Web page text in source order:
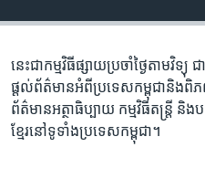
ស្វែង​
ភាសា
នេះ​ជា​កម្ម​វិធី​ផ្សាយ​ប្រចាំ​ថ្ងៃ​តាម​វិទ្
ផ្តល់​ព័ត៌មាន​អំពី​ប្រទេស​កម្ពុជា​និង​
ព័ត៌មាន​អត្ថាធិប្បាយ​ កម្ម​វិធី​តន្ត្រី
ខ្មែរ​នៅ​ទូទាំង​ប្រទេស​កម្ពុជា។